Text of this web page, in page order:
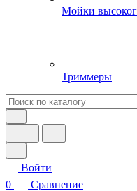
Мойки
Триммеры
Войти
0
Сравнение